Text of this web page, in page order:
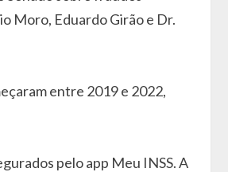
Moro, Eduardo Girão e Dr.
entre 2019 e 2022,
pelo app Meu INSS. A